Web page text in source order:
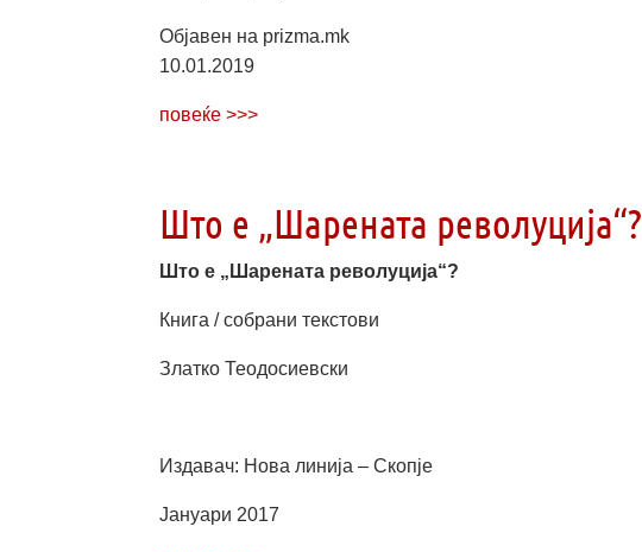
Објавен на prizma.mk
10.01.2019
повеќе >>>
Што е „Шарената револуција“?
Што е „Шарената револуција“?
Книга / собрани текстови
Златко Теодосиевски
Издавач: Нова линија – Скопје
Јануари 2017